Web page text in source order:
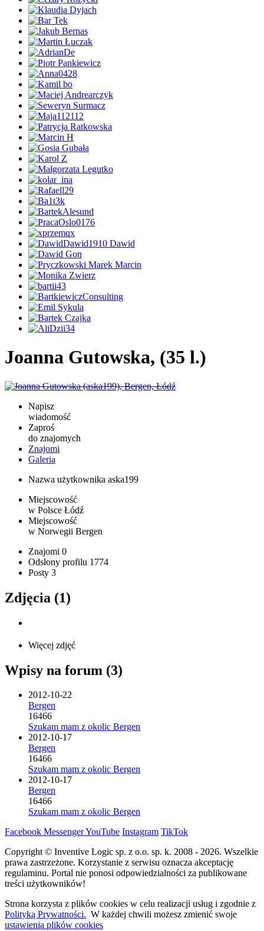
Joanna Gutowska, (35 l.)
Napisz
wiadomość
Zaproś
do znajomych
Znajomi
Galeria
Nazwa użytkownika aska199
Miejscowość
w Polsce Łódź
Miejscowość
w Norwegii Bergen
Znajomi 0
Odsłony profilu 1774
Posty 3
Zdjęcia (1)
Więcej zdjęć
Wpisy na forum (3)
2012-10-22
Bergen
16466
Szukam mam z okolic Bergen
2012-10-17
Bergen
16466
Szukam mam z okolic Bergen
2012-10-17
Bergen
16466
Szukam mam z okolic Bergen
Facebook MessengerYouTube Instagram TikTok
Copyright © Inventive Logic sp. z o.o. sp. k. 2008 - 2026. Wszelkie
prawa zastrzeżone. Korzystanie z serwisu oznacza akceptację
regulaminu. Portal nie ponosi odpowiedzialności za publikowane
treści użytkowników!
Strona korzysta z plików cookies w celu realizacji usług i zgodnie z
Polityką Prywatności. W każdej chwili możesz zmienić swoje
ustawienia plików cookies